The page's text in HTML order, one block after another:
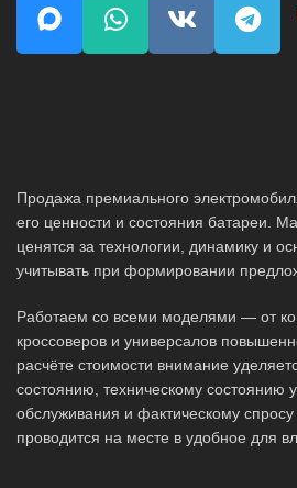
Продажа премиального
его ценности и состояния батареи.
ценятся за технологии, динамику и
учитывать при формировании
Работаем со всеми моделями — от
кроссоверов и универсалов
расчёте стоимости внимание
состоянию, техническому состоянию
обслуживания и фактическому
проводится на месте в удобное для